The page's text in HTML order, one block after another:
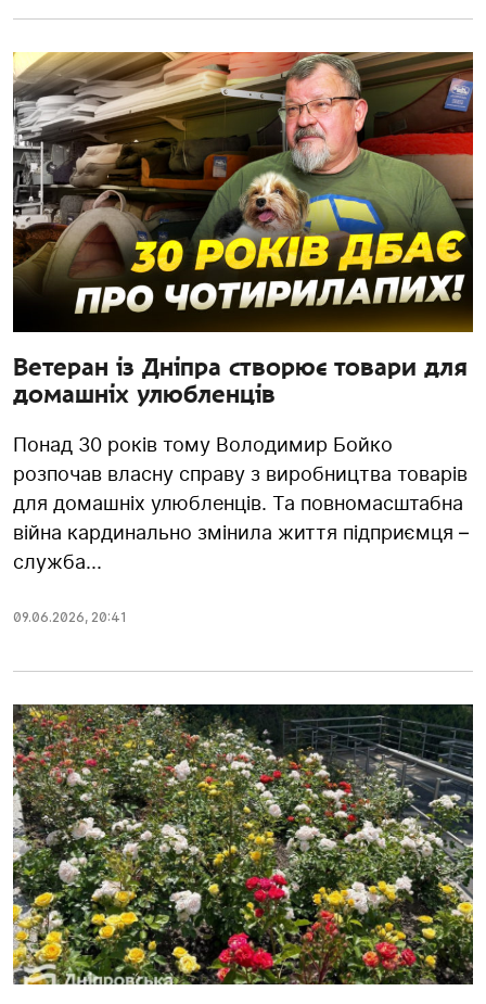
Ветеран із Дніпра створює товари для
домашніх улюбленців
Понад 30 років тому Володимир Бойко
розпочав власну справу з виробництва товарів
для домашніх улюбленців. Та повномасштабна
війна кардинально змінила життя підприємця –
служба...
09.06.2026, 20:41